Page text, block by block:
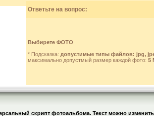
Ответьте на вопрос:
Выбирете ФОТО
* Подсказка: допустимые типы файлов: jpg,
максимально допустмый размер каждой фото: 5
скрипт фотоальбома. Текст можно